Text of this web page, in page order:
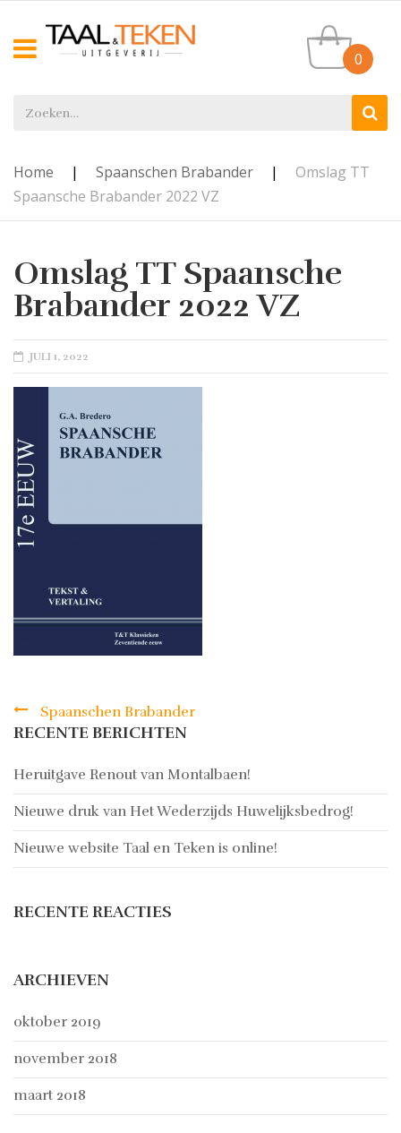
0
Home | Spaanschen Brabander |
Omslag TT
Spaansche Brabander 2022 VZ
Omslag TT Spaansche
Brabander 2022 VZ
POSTED
ON
JULI 1, 2022
Bericht
navigatie
Spaanschen Brabander
RECENTE BERICHTEN
Heruitgave Renout van Montalbaen!
Nieuwe druk van Het Wederzijds Huwelijksbedrog!
Nieuwe website Taal en Teken is online!
RECENTE REACTIES
ARCHIEVEN
oktober 2019
november 2018
maart 2018